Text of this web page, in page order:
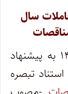
سال
هیئت وزیران در جلسه ۱۴۰۵/۲/۲۷ به پیشنهاد
تبصره